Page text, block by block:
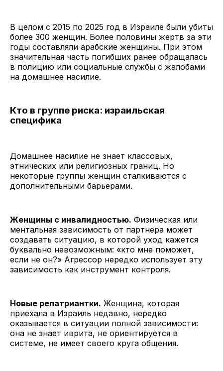
В целом с 2015 по 2025 год в Израиле были убиты
более 300 женщин. Более половины жертв за эти
годы составляли арабские женщины. При этом
значительная часть погибших ранее обращалась
в полицию или социальные службы с жалобами
на домашнее насилие.
Кто в группе риска: израильская
специфика
Домашнее насилие не знает классовых,
этнических или религиозных границ. Но
некоторые группы женщин сталкиваются с
дополнительными барьерами.
Женщины с инвалидностью. Физическая или
ментальная зависимость от партнера может
создавать ситуацию, в которой уход кажется
буквально невозможным: «кто мне поможет,
если не он?» Агрессор нередко использует эту
зависимость как инструмент контроля.
Новые репатриантки. Женщина, которая
приехала в Израиль недавно, нередко
оказывается в ситуации полной зависимости:
она не знает иврита, не ориентируется в
системе, не имеет своего круга общения.